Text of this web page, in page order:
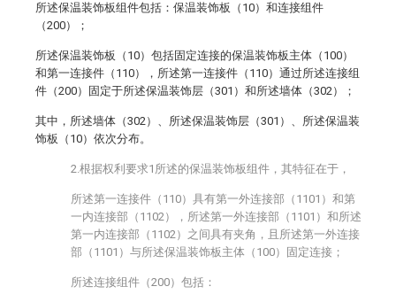
所述保温装饰板组件包括：保温装饰板（10）和连接组件
（200）；
所述保温装饰板（10）包括固定连接的保温装饰板主体（100）
和第一连接件（110），所述第一连接件（110）通过所述连接组
件（200）固定于所述保温装饰层（301）和所述墙体（302）；
其中，所述墙体（302）、所述保温装饰层（301）、所述保温装
饰板（10）依次分布。
2.根据权利要求1所述的保温装饰板组件，其特征在于，
所述第一连接件（110）具有第一外连接部（1101）和第
一内连接部（1102），所述第一外连接部（1101）和所述
第一内连接部（1102）之间具有夹角，且所述第一外连接
部（1101）与所述保温装饰板主体（100）固定连接；
所述连接组件（200）包括：